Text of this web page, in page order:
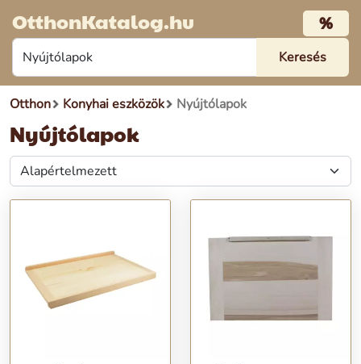
OtthonKatalog.hu %
Otthon Konyhai eszközök Nyújtólapok
Nyújtólapok